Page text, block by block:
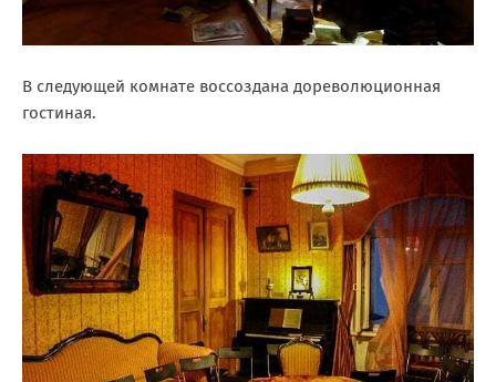
В следующей комнате воссоздана дореволюционная
гостиная.